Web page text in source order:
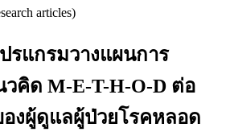
articles)
รแกรมวางแผนการ
คิด M-E-T-H-O-D ต่อ
งผู้ดูแลผู้ป่วยโรคหลอด